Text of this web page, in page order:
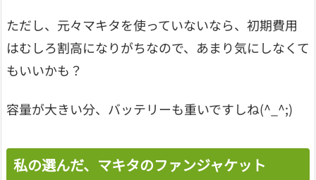
ただし、元々マキタを使っていないなら、初期費用
はむしろ割高になりがちなので、あまり気にしなくて
もいいかも？
容量が大きい分、バッテリーも重いですしね(^_^;)
私の選んだ、マキタのファンジャケット